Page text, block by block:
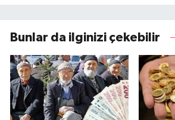
Bunlar da ilginizi çekebilir